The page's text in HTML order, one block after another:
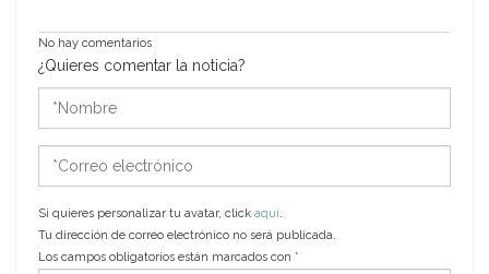
No hay comentarios
¿Quieres comentar la noticia?
*Nombre
*Correo
electrónico
Si quieres personalizar tu avatar, click aquí.
Tu dirección de correo electrónico no será publicada.
Los campos obligatorios están marcados con *